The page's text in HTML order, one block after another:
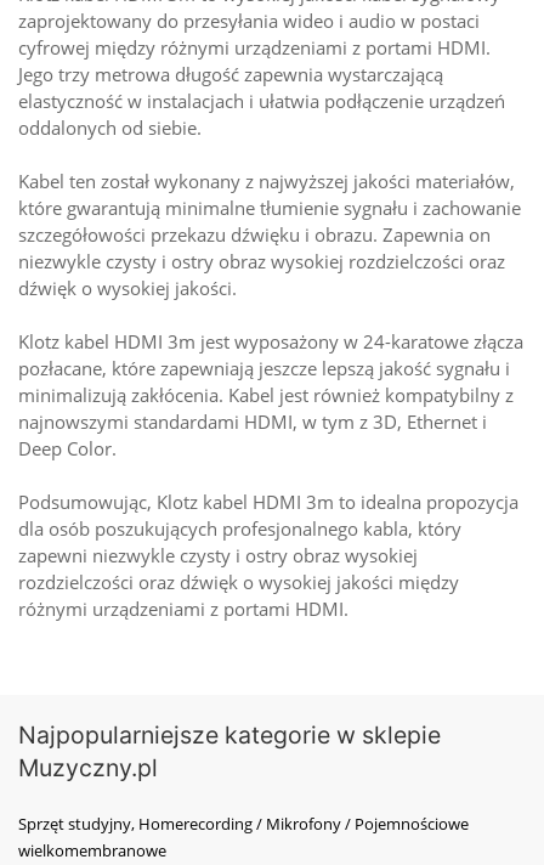
zaprojektowany do przesyłania wideo i audio w postaci
cyfrowej między różnymi urządzeniami z portami HDMI.
Jego trzy metrowa długość zapewnia wystarczającą
elastyczność w instalacjach i ułatwia podłączenie urządzeń
oddalonych od siebie.
Kabel ten został wykonany z najwyższej jakości materiałów,
które gwarantują minimalne tłumienie sygnału i zachowanie
szczegółowości przekazu dźwięku i obrazu. Zapewnia on
niezwykle czysty i ostry obraz wysokiej rozdzielczości oraz
dźwięk o wysokiej jakości.
Klotz kabel HDMI 3m jest wyposażony w 24-karatowe złącza
pozłacane, które zapewniają jeszcze lepszą jakość sygnału i
minimalizują zakłócenia. Kabel jest również kompatybilny z
najnowszymi standardami HDMI, w tym z 3D, Ethernet i
Deep Color.
Podsumowując, Klotz kabel HDMI 3m to idealna propozycja
dla osób poszukujących profesjonalnego kabla, który
zapewni niezwykle czysty i ostry obraz wysokiej
rozdzielczości oraz dźwięk o wysokiej jakości między
różnymi urządzeniami z portami HDMI.
Najpopularniejsze kategorie w sklepie
Muzyczny.pl
Sprzęt studyjny, Homerecording / Mikrofony / Pojemnościowe
wielkomembranowe